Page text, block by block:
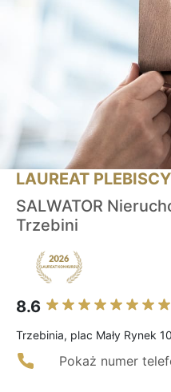
LAUREAT
SALWATOR
Trzebini
8.6
Trzebinia, plac Mały Rynek 10
Pokaż numer